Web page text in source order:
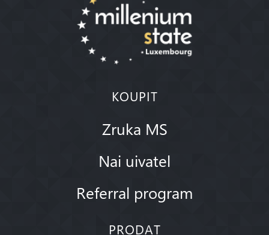
KOUPIT
Zruka MS
Nai uivatel
Referral program
PRODAT